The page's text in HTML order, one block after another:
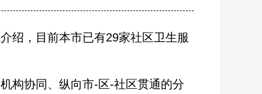
，目前本市已有29家社区卫生服
协同、纵向市-区-社区贯通的分